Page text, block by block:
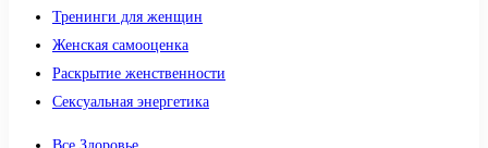
Тренинги для женщин
Женская самооценка
Раскрытие женственности
Сексуальная энергетика